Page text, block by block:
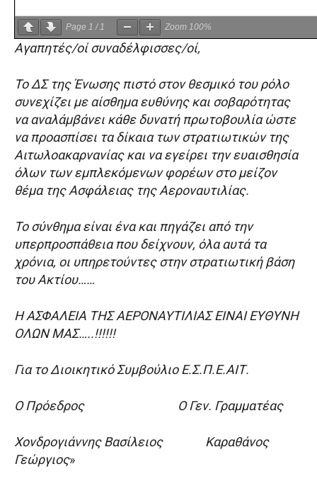
Page 1 /1 Zoom 100%
Αγαπητές/οί συναδέλφισσες/οί,
Το ΔΣ της Ένωσης πιστό στον θεσμικό του ρόλο
συνεχίζει με αίσθημα ευθύνης και σοβαρότητας
να αναλάμβάνει κάθε δυνατή πρωτοβουλία ώστε
να προασπίσει τα δίκαια των στρατιωτικών της
Αιτωλοακαρνανίας και να εγείρει την ευαισθησία
όλων των εμπλεκόμενων φορέων στο μείζον
θέμα της Ασφάλειας της Αεροναυτιλίας.
Το σύνθημα είναι ένα και πηγάζει από την
υπερπροσπάθεια που δείχνουν, όλα αυτά τα
χρόνια, οι υπηρετούντες στην στρατιωτική βάση
του Ακτίου……
Η ΑΣΦΑΛΕΙΑ ΤΗΣ ΑΕΡΟΝΑΥΤΙΛΙΑΣ ΕΙΝΑΙ ΕΥΘΥΝΗ
ΟΛΩΝ ΜΑΣ…..!!!!!!
Για το Διοικητικό Συμβούλιο Ε.Σ.Π.Ε.ΑΙΤ.
Ο Πρόεδρος Ο Γεν. Γραμματέας
Χονδρογιάννης Βασίλειος Καραθάνος
Γεώργιος»